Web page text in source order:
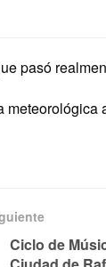
pasó
Ciclo de